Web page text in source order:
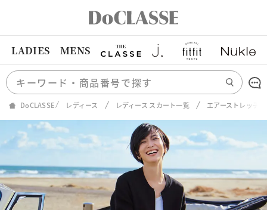
LADIES MENS
DoCLASSE レディース レディース スカート一覧 エアーストレッチ